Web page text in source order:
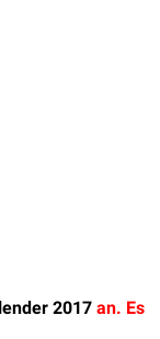
2017 an. Es